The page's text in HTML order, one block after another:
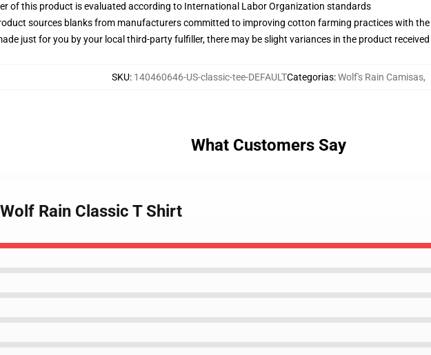
of this product is evaluated according to International Labor Organization standards
sources blanks from manufacturers committed to improving cotton farming practices with
just for you by your local third-party fulfiller, there may be slight variances in the product received
SKU: 140460646-US-classic-tee-DEFAULTCategorias:Wolf's Rain Camisas,
What Customers Say
Rain Classic T Shirt